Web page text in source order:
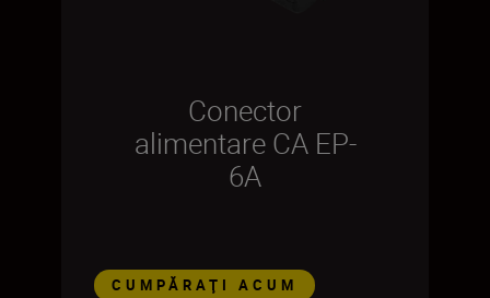
Conector
alimentare CA EP-
6A
CUMPĂRAŢI ACUM